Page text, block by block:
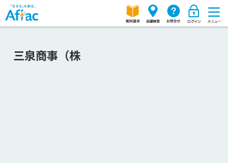
三泉商事（株